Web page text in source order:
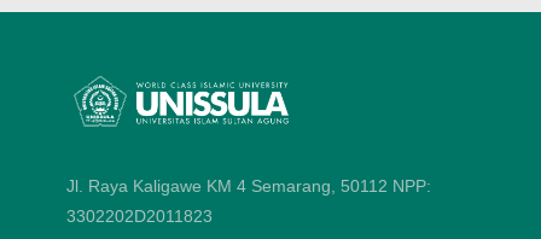
Jl. Raya Kaligawe KM 4 Semarang, 50112 NPP:
3302202D2011823